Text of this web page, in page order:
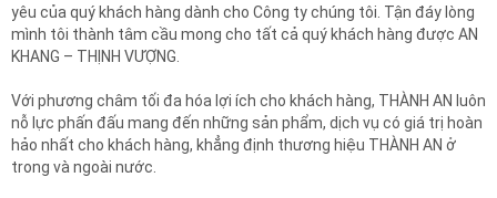
yêu của quý khách hàng dành cho Công ty chúng tôi. Tận đáy lòng
mình tôi thành tâm cầu mong cho tất cả quý khách hàng được AN
KHANG – THỊNH VƯỢNG.
Với phương châm tối đa hóa lợi ích cho khách hàng, THÀNH AN luôn
nỗ lực phấn đấu mang đến những sản phẩm, dịch vụ có giá trị hoàn
hảo nhất cho khách hàng, khẳng định thương hiệu THÀNH AN ở
trong và ngoài nước.